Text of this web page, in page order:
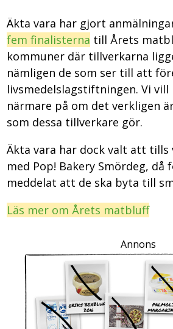
Äkta vara har gjort
fem finalisterna till Årets
kommuner där tillverkarna
nämligen de som ser till att
livsmedelslagstiftningen. Vi
närmare på om det verkligen
som dessa tillverkare gör.
Äkta vara har dock valt att tills
med Pop! Bakery Smördeg, då
meddelat att de ska byta till
Läs mer om Årets matbluff
Annons